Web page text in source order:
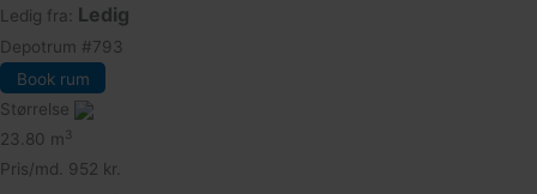
Ledig fra: Ledig
Depotrum #793
Book rum
Størrelse
23.80 m3
Pris/md.
952 kr.